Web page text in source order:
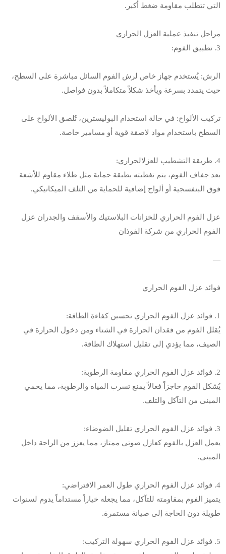
التي تتطلب مقاومة ضغط أكبر.
مراحل تنفيذ عملية العزل الحراري
3. تطبيق الفوم:
الرش: يُستخدم جهاز خاص لرش الفوم السائل مباشرة على السطح،
حيث يتمدد بسرعة ويأخذ شكلاً متكاملاً بدون فواصل.
تركيب الألواح: في حالة استخدام البوليسترين، تُلصق الألواح على
السطح باستخدام مواد لاصقة قوية أو مسامير خاصة.
4. طريقة التشطيب للعزلالحراري:
بعد جفاف الفوم، يتم تغطيته بطبقة حماية مثل طلاء مقاوم للأشعة
فوق البنفسجية أو ألواح إضافية للحماية من التلف الميكانيكي.
عزل الفوم الحراري للخزانات البلاستيك والأسقف والجدران عزل
الفوم الحراري من شركة الفوذان
—
فوائد عزل الفوم الحراري
1. فوائد عزل الفوم الحراري تحسين كفاءة الطاقة:
يُقلل الفوم من فقدان الحرارة في الشتاء ومن دخول الحرارة في
الصيف، مما يؤدي إلى تقليل استهلاك الطاقة.
2. فوائد عزل الفوم الحراري مقاومة الرطوبة:
يُشكل الفوم حاجزاً فعالاً يمنع تسرب المياه والرطوبة، مما يحمي
المبنى من التآكل والتلف.
3. فوائد عزل الفوم الحراري تقليل الضوضاء:
يعمل العزل بالفوم كعازل صوتي ممتاز، مما يعزز من الراحة داخل
المبنى.
4. فوائد عزل الفوم الحراري طول العمر الافتراضي:
يتميز الفوم بمقاومته للتآكل، مما يجعله خياراً مستداماً يدوم لسنوات
طويلة دون الحاجة إلى صيانة مستمرة.
5. فوائد عزل الفوم الحراري سهولة التركيب: